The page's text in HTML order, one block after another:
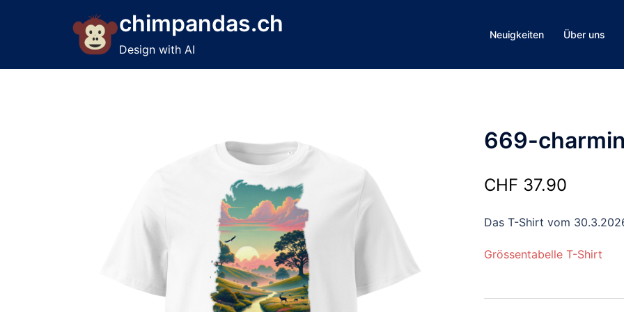
chimpandas.ch
Design with AI
Neuigkeiten Über uns
669-
CHF 37.90
Das T-Shirt vom
Grössentabelle T-Shirt